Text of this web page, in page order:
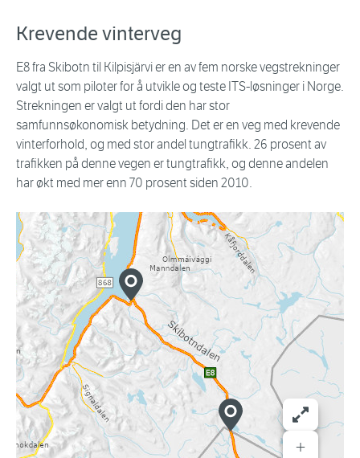
Krevende vinterveg
E8 fra Skibotn til Kilpisjärvi er en av fem norske vegstrekninger
valgt ut som piloter for å utvikle og teste ITS-løsninger i Norge.
Strekningen er valgt ut fordi den har stor
samfunnsøkonomisk betydning. Det er en veg med krevende
vinterforhold, og med stor andel tungtrafikk. 26 prosent av
trafikken på denne vegen er tungtrafikk, og denne andelen
har økt med mer enn 70 prosent siden 2010.
+